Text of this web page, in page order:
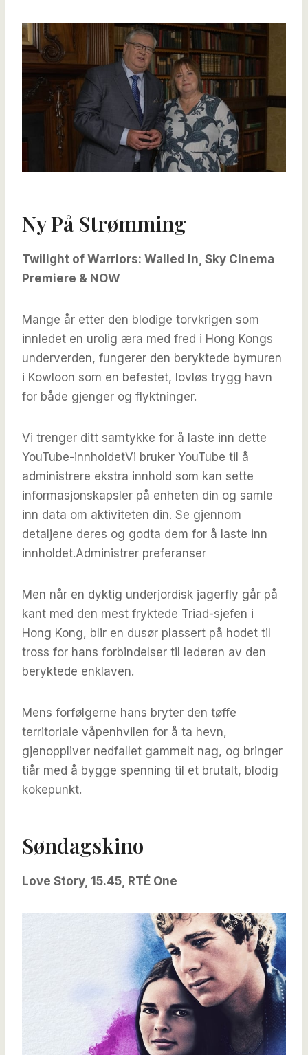
Ny På Strømming
Twilight of Warriors: Walled In, Sky Cinema
Premiere & NOW
Mange år etter den blodige torvkrigen som
innledet en urolig æra med fred i Hong Kongs
underverden, fungerer den beryktede bymuren
i Kowloon som en befestet, lovløs trygg havn
for både gjenger og flyktninger.
Vi trenger ditt samtykke for å laste inn dette
YouTube-innholdetVi bruker YouTube til å
administrere ekstra innhold som kan sette
informasjonskapsler på enheten din og samle
inn data om aktiviteten din. Se gjennom
detaljene deres og godta dem for å laste inn
innholdet.Administrer preferanser
Men når en dyktig underjordisk jagerfly går på
kant med den mest fryktede Triad-sjefen i
Hong Kong, blir en dusør plassert på hodet til
tross for hans forbindelser til lederen av den
beryktede enklaven.
Mens forfølgerne hans bryter den tøffe
territoriale våpenhvilen for å ta hevn,
gjenoppliver nedfallet gammelt nag, og bringer
tiår med å bygge spenning til et brutalt, blodig
kokepunkt.
Søndagskino
Love Story, 15.45, RTÉ One